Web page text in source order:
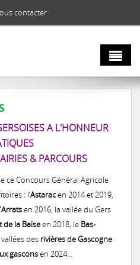
contacter
A L'HONNEUR
& PARCOURS
ce Concours Général Agricole
: l’Astaracen 2014 et 2019,
en 2016, la vallée du Gers
de la Baïseen 2018, le Bas-
des rivières de Gascogne
gasconsen 2024...